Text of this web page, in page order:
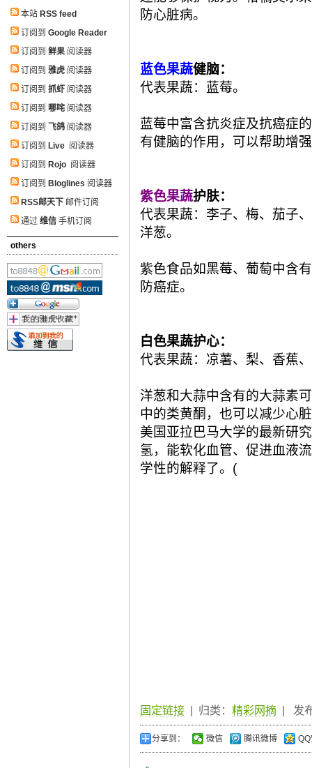
防心脏病。
蓝色果蔬健脑：
代表果蔬：蓝莓。
蓝莓中富含抗炎症及抗癌症
有健脑的作用，可以帮助增
紫色果蔬护肤：
代表果蔬：李子、梅、茄子
洋葱。
紫色食品如黑莓、葡萄中含
防癌症。
白色果蔬护心：
代表果蔬：凉薯、梨、香蕉
洋葱和大蒜中含有的大蒜素
中的类黄酮，也可以减少心
美国亚拉巴马大学的最新研
氢，能软化血管、促进血液
学性的解释了。(
固定链接 | 归类： 精彩网摘 | 发
分享到： 微信 腾讯微博
本站 RSS feed
订阅到 Google Reader
订阅到 鲜果 阅读器
订阅到 雅虎 阅读器
订阅到 抓虾 阅读器
订阅到 哪咤 阅读器
订阅到 飞鸽 阅读器
订阅到 Live 阅读器
订阅到 Rojo 阅读器
订阅到 Bloglines 阅读器
RSS邮天下 邮件订阅
通过 维信 手机订阅
others